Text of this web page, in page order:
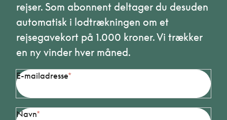
rejser. Som abonnent deltager du desuden
automatisk i lodtrækningen om et
rejsegavekort på 1.000 kroner. Vi trækker
en ny vinder hver måned.
E-mailadresse
Navn